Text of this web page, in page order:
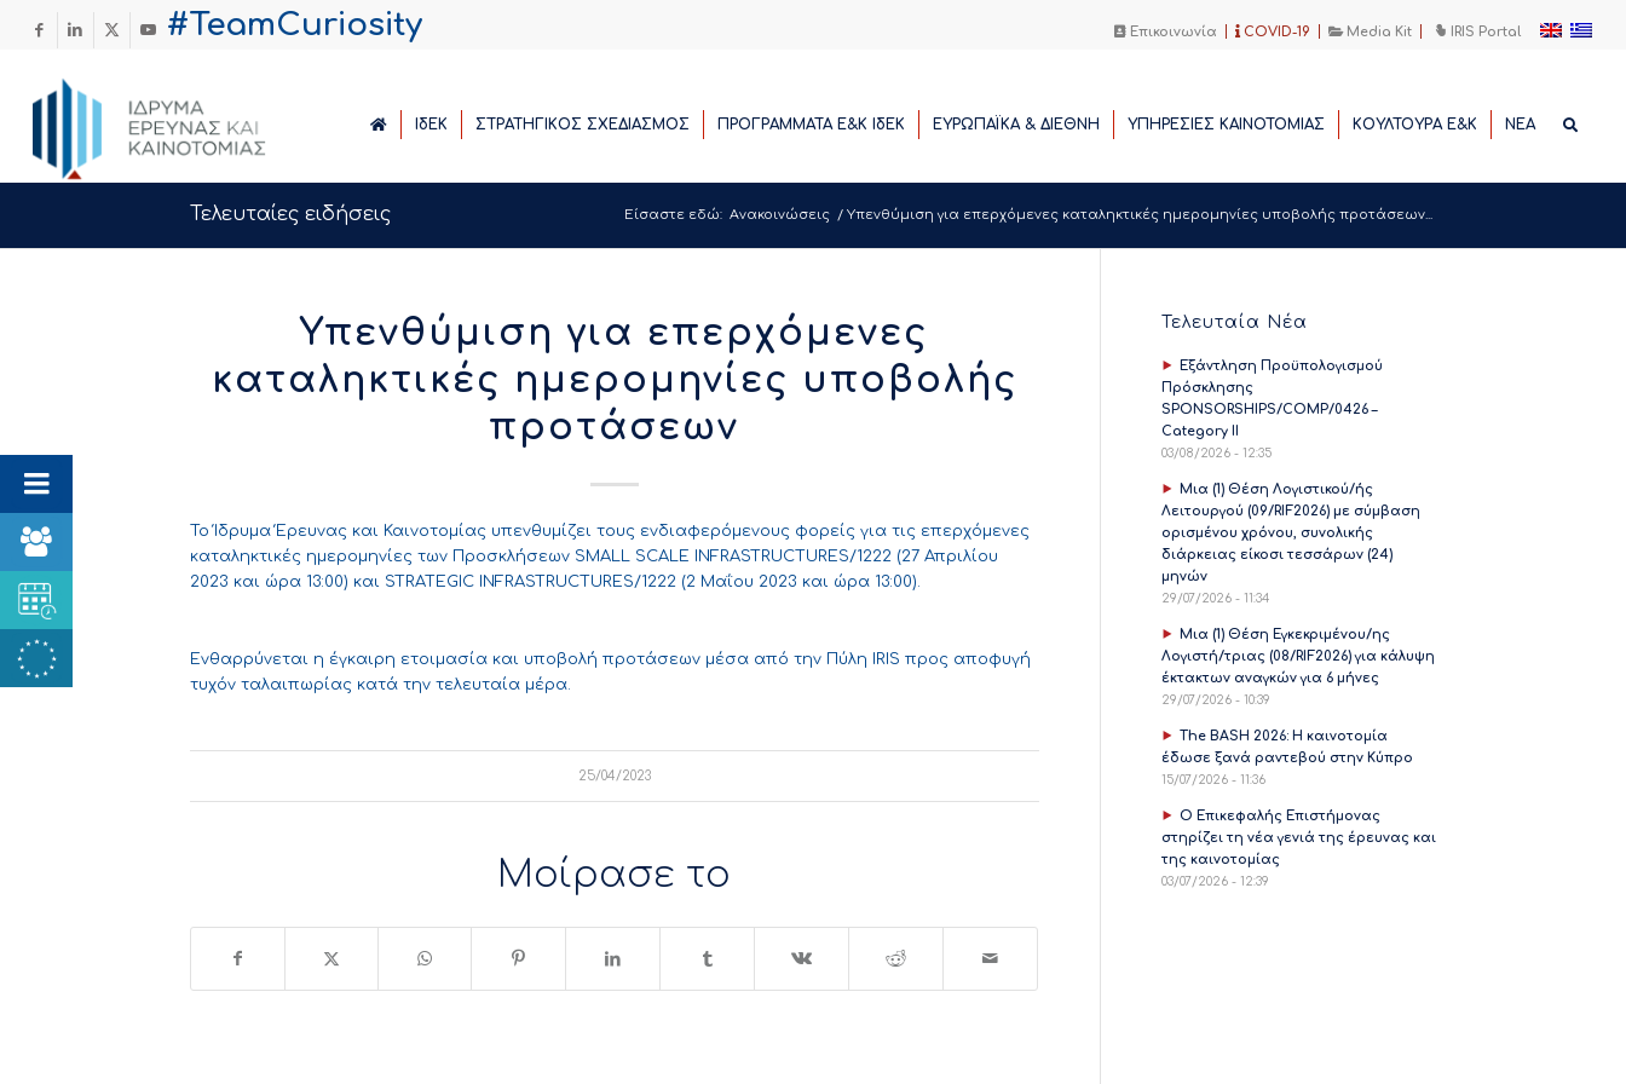
Επικοινωνία COVID-19 Media Kit IRIS Portal
#TeamCuriosity
ΙδΕΚ ΣΤΡΑΤΗΓΙΚΟΣ ΣΧΕΔΙΑΣΜΟΣ ΠΡΟΓΡΑΜΜΑΤΑ E&K ΙδΕΚ ΕΥΡΩΠΑΪΚΑ & ΔΙΕΘΝΗ ΥΠΗΡΕΣΙΕΣ ΚΑΙΝΟΤΟΜΙΑΣ ΚΟΥΛΤΟΥΡΑ Ε&Κ ΝΕΑ
Τελευταίες ειδήσεις Είσαστε εδώ: Ανακοινώσεις / Υπενθύμιση για επερχόμενες καταληκτικές ημερομηνίες υποβολής προτάσεων...
Υπενθύμιση για επερχόμενες
καταληκτικές ημερομηνίες υποβολής
προτάσεων
Το Ίδρυμα Έρευνας και Καινοτομίας υπενθυμίζει τους ενδιαφερόμενους φορείς για τις επερχόμενες
καταληκτικές ημερομηνίες των Προσκλήσεων SMALL SCALE INFRASTRUCTURES/1222 (27 Απριλίου
2023 και ώρα 13:00) και STRATEGIC INFRASTRUCTURES/1222 (2 Μαΐου 2023 και ώρα 13:00).
Ενθαρρύνεται η έγκαιρη ετοιμασία και υποβολή προτάσεων μέσα από την Πύλη IRIS προς αποφυγή
τυχόν ταλαιπωρίας κατά την τελευταία μέρα.
25/04/2023
Μοίρασε το
Τελευταία Νέα
Εξάντληση Προϋπολογισμού
Πρόσκλησης
SPONSORSHIPS/COMP/0426 –
Category II
03/08/2026 - 12:35
Μια (1) Θέση Λογιστικού/ής
Λειτουργού (09/RIF2026) με σύμβαση
ορισμένου χρόνου, συνολικής
διάρκειας είκοσι τεσσάρων (24)
μηνών
29/07/2026 - 11:34
Μια (1) Θέση Εγκεκριμένου/ης
Λογιστή/τριας (08/RIF2026) για κάλυψη
έκτακτων αναγκών για 6 μήνες
29/07/2026 - 10:39
The BASH 2026: Η καινοτομία
έδωσε ξανά ραντεβού στην Κύπρο
15/07/2026 - 11:36
Ο Επικεφαλής Επιστήμονας
στηρίζει τη νέα γενιά της έρευνας και
της καινοτομίας
03/07/2026 - 12:39